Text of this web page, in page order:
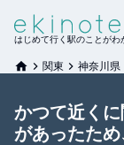
はじめて行く駅のことが
関東 神奈川県
かつて近く
があったた